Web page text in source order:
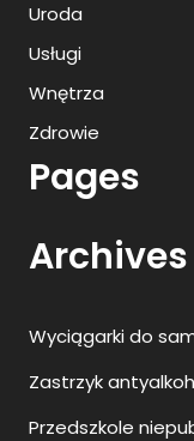
Uroda
Usługi
Wnętrza
Zdrowie
Pages
Archives
Wyciągarki do
Zastrzyk
Przedszkole